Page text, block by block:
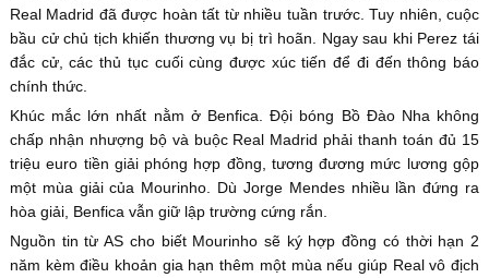
Real Madrid đã được hoàn tất từ nhiều tuần trước. Tuy nhiên, cuộc
bầu cử chủ tịch khiến thương vụ bị trì hoãn. Ngay sau khi Perez tái
đắc cử, các thủ tục cuối cùng được xúc tiến để đi đến thông báo
chính thức.
Khúc mắc lớn nhất nằm ở Benfica. Đội bóng Bồ Đào Nha không
chấp nhận nhượng bộ và buộc Real Madrid phải thanh toán đủ 15
triệu euro tiền giải phóng hợp đồng, tương đương mức lương gộp
một mùa giải của Mourinho. Dù Jorge Mendes nhiều lần đứng ra
hòa giải, Benfica vẫn giữ lập trường cứng rắn.
Nguồn tin từ AS cho biết Mourinho sẽ ký hợp đồng có thời hạn 2
năm kèm điều khoản gia hạn thêm một mùa nếu giúp Real vô địch